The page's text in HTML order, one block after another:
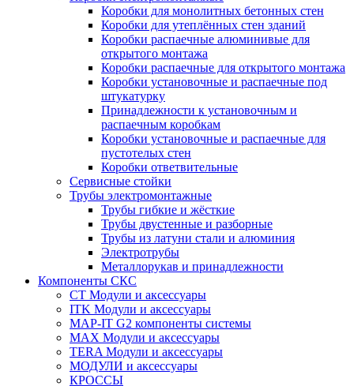
Коробки для монолитных бетонных стен
Коробки для утеплённых стен зданий
Коробки распаечные алюминивые для
открытого монтажа
Коробки распаечные для открытого монтажа
Коробки установочные и распаечные под
штукатурку
Принадлежности к установочным и
распаечным коробкам
Коробки установочные и распаечные для
пустотелых стен
Коробки ответвительные
Сервисные стойки
Трубы электромонтажные
Трубы гибкие и жёсткие
Трубы двустенные и разборные
Трубы из латуни стали и алюминия
Электротрубы
Металлорукав и принадлежности
Компоненты СКС
CT Модули и аксессуары
ITK Модули и аксессуары
MAP-IT G2 компоненты системы
MAX Модули и аксессуары
TERA Модули и аксессуары
МОДУЛИ и аксессуары
КРОССЫ